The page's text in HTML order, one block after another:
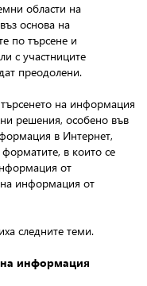
области на
основа на
по търсене и
с участниците
преодолени.
на информация
решения, особено във
в Интернет,
в които се
от
на информация от
следните теми.
информация